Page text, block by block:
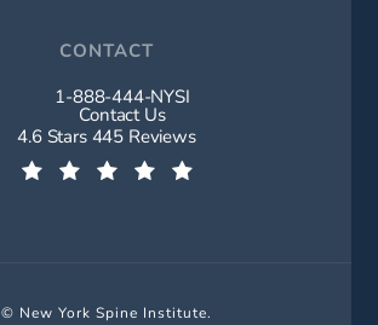
CONTACT
Call New York Spine Institute on
1-888-444-NYSI
Contact Us
New York Spine Institute reviews:
4.6 Stars 445 Reviews
© New York Spine Institute.